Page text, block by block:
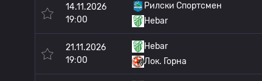
14.11.2026
19:00
Рилски Спортсмен
Hebar
21.11.2026
19:00
Hebar
Лок. Горна